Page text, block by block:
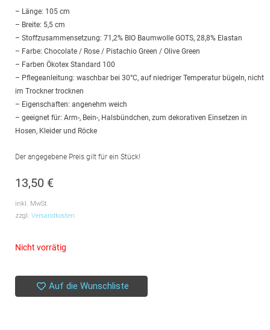
– Länge: 105 cm
– Breite: 5,5 cm
– Stoffzusammensetzung: 71,2% BIO Baumwolle GOTS, 28,8% Elastan
– Farbe: Chocolate / Rose / Pistachio Green / Olive Green
– Farben Ökotex Standard 100
– Pflegeanleitung: waschbar bei 30°C, auf niedriger Temperatur bügeln, nicht
im Trockner trocknen
– Eigenschaften: angenehm weich
– geeignet für: Arm-, Bein-, Halsbündchen, zum dekorativen Einsetzen in
Hosen, Kleider und Röcke
Der angegebene Preis gilt für ein Stück!
13,50 €
inkl. MwSt.
zzgl. Versandkosten
Nicht vorrätig
Auf die Wunschliste